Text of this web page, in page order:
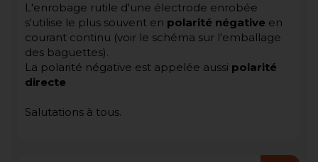
L'enrobage rutile d'une électrode enrobée
s'utilise le plus souvent en polarité négative en
courant continu (voir le schéma sur l'emballage
des baguettes).
La polarité négative est appelée aussi polarité
directe
Salutations à tous.